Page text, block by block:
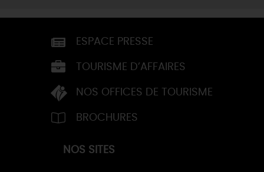
ESPACE PRESSE
TOURISME D’AFFAIRES
NOS OFFICES DE TOURISME
BROCHURES
NOS SITES